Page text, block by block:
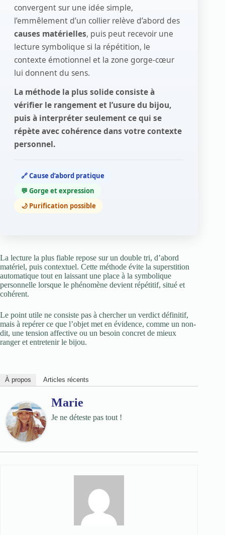
convergent sur une idée simple,
l’emmêlement d’un collier relève d’abord des
causes matérielles, puis peut recevoir une
lecture symbolique si la répétition, le
contexte émotionnel et la zone gorge-cœur
lui donnent du sens.
La méthode la plus solide consiste à
vérifier le rangement et l’usure du bijou,
puis à interpréter seulement ce qui se
répète avec cohérence dans votre contexte
personnel.
🔗 Cause d’abord pratique
💬 Gorge et expression
🌙 Purification possible
La lecture la plus fiable repose sur un double tri, d’abord
matériel, puis contextuel. Cette méthode évite la superstition
automatique tout en laissant une place à la symbolique
personnelle lorsque le phénomène devient répétitif, situé et
cohérent.
Le point utile ne consiste pas à chercher un verdict définitif,
mais à repérer ce que l’objet met en évidence, comme un non-
dit, une tension affective ou un besoin concret de mieux
ranger et entretenir le bijou.
À propos Articles récents
Marie
Je ne déteste pas tout !